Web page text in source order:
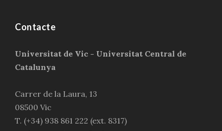
Contacte
Universitat de Vic - Universitat Central de
Catalunya
Carrer de la Laura, 13
08500 Vic
T. (+34) 938 861 222 (ext. 8317)